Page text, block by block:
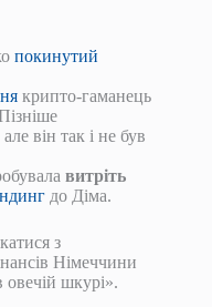
покинутий
крипто-гаманець
він так і не був
витріть
до Діма.
з
Німеччини
шкурі».